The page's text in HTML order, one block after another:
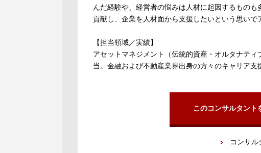
んだ経験や、経営者の悩みは人材に起因するもの
貢献し、企業を人材面から支援したいという思いで
【担当領域／実績】
アセットマネジメント（伝統的資産・オルタナテ
当。金融および不動産業界出身の方々のキャリア支
このコンサルタント
コンサル